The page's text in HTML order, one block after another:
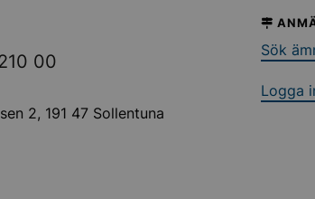
Kommun
00
2, 191 47 Sollentuna
Sök
Logga